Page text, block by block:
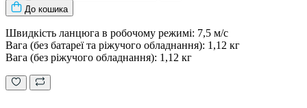
До кошика
Швидкість ланцюга в робочому режимі: 7,5 м/с
Вага (без батареї та ріжучого обладнання): 1,12 кг
Вага (без ріжучого обладнання): 1,12 кг